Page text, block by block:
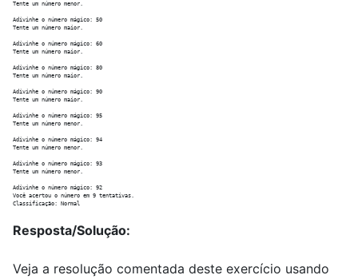
Tente um número menor.
Adivinhe o número mágico: 50
Tente um número maior.
Adivinhe o número mágico: 60
Tente um número maior.
Adivinhe o número mágico: 80
Tente um número maior.
Adivinhe o número mágico: 90
Tente um número maior.
Adivinhe o número mágico: 95
Tente um número menor.
Adivinhe o número mágico: 94
Tente um número menor.
Adivinhe o número mágico: 93
Tente um número menor.
Adivinhe o número mágico: 92
Você acertou o número em 9 tentativas.
Resposta/Solução:
Veja a resolução comentada deste exercício usando